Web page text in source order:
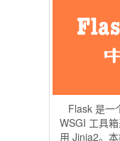
Flask 是一
WSGI 工具
用 Jinja2。